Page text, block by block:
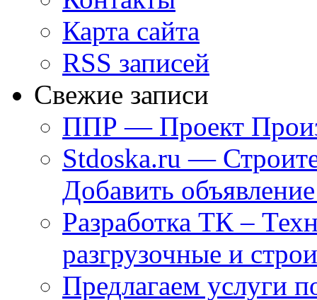
Карта сайта
RSS записей
Свежие записи
ППР — Проект
Stdoska.ru —
Добавить
Разработка ТК –
разгрузочные и
Предлагаем услуги